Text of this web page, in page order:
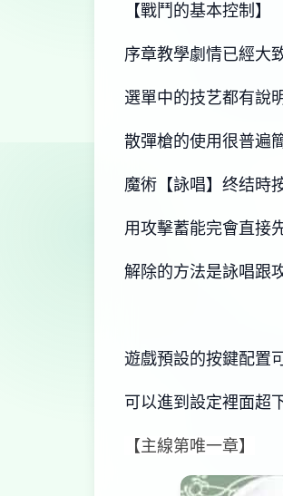
【戰鬥的基本控制】
序章教學劇情已經大
選單中的技艺都有說
散彈槍的使用很普遍
魔術【詠唱】终结時
用攻擊蓄能完會直接
解除的方法是詠唱跟
遊戲預設的按鍵配置
可以進到設定裡面超
【主線第唯一章】